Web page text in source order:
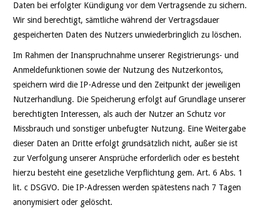
Daten bei erfolgter Kündigung vor dem Vertragsende zu sichern.
Wir sind berechtigt, sämtliche während der Vertragsdauer
gespeicherten Daten des Nutzers unwiederbringlich zu löschen.
Im Rahmen der Inanspruchnahme unserer Registrierungs- und
Anmeldefunktionen sowie der Nutzung des Nutzerkontos,
speichern wird die IP-Adresse und den Zeitpunkt der jeweiligen
Nutzerhandlung. Die Speicherung erfolgt auf Grundlage unserer
berechtigten Interessen, als auch der Nutzer an Schutz vor
Missbrauch und sonstiger unbefugter Nutzung. Eine Weitergabe
dieser Daten an Dritte erfolgt grundsätzlich nicht, außer sie ist
zur Verfolgung unserer Ansprüche erforderlich oder es besteht
hierzu besteht eine gesetzliche Verpflichtung gem. Art. 6 Abs. 1
lit. c DSGVO. Die IP-Adressen werden spätestens nach 7 Tagen
anonymisiert oder gelöscht.